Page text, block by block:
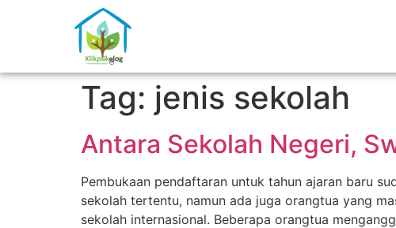
Tag: jenis sekolah
Antara Sekolah Negeri,
Pembukaan pendaftaran untuk tahun ajaran baru
sekolah tertentu, namun ada juga orangtua yang
sekolah internasional. Beberapa orangtua